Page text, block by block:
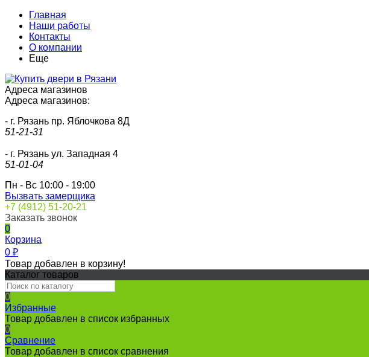
Главная
Наши работы
Контакты
О компании
Еще
Адреса магазинов
Адреса магазинов:
- г. Рязань пр. Яблочкова 8Д
51-21-31
- г. Рязань ул. Западная 4
51-01-04
Пн - Вс 10:00 - 19:00
Вызвать замерщика
+7 (4912) 51-20-21
Заказать звонок
0
Корзина
0 ₽
Товар добавлен в корзину!
Каталог товаров
0
Избранные
Товар добавлен в список избранных
0
Сравнение
Товар добавлен в список сравнения